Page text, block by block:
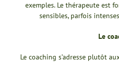
exemples. Le thérapeute est
sensibles, parfois
Le
Le coaching s’adresse plutôt